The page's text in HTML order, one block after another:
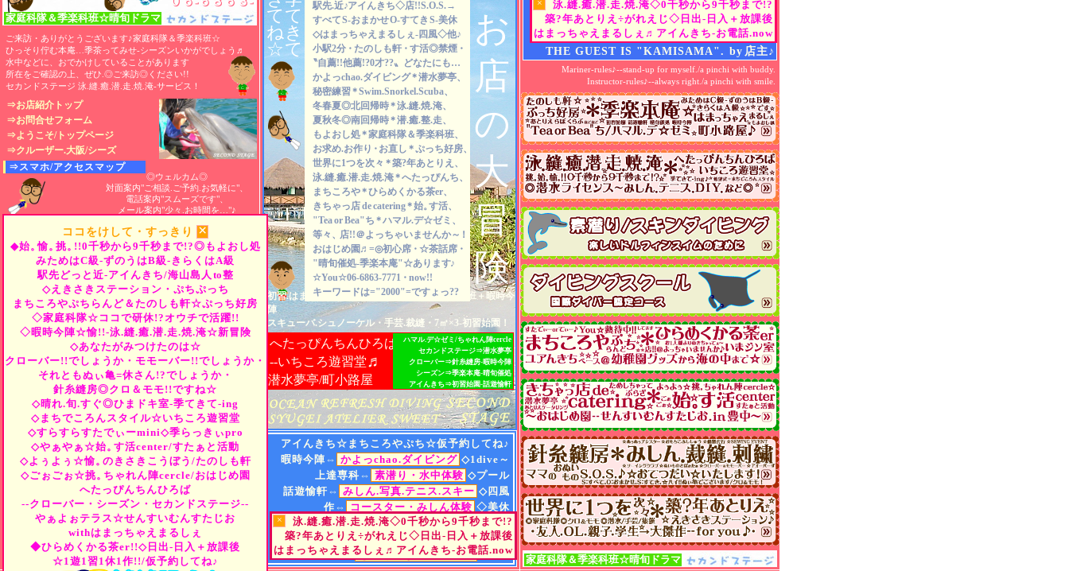
⇒2026、世界に1つ--
潜水夢亭☆〝ぷっち好房〟コーデ
◆ プロ用品
ダイブウェイズ製品/プロプラン
⇒メイド.イン.ジャパン
⇒トップへ/special thanks
あなたも!!ユアmission-0.9千秒
セカンドステージ--ダイビング
女.男.親.子.孫⇒1遊1習1休1作
オーシャンサービス.大阪-関西
癒.遊習☆…希望式レッスン
スキューバダイビング・資格
素潜り・シュノーケル・教室
スキンダイビング.潜水・スイム
クルージング.淀川発・夜景.etc
手芸.布小物・ハンドメイド♪
☆myコーチ.myオミセ☆行楽☆
R5・お探し品-大発掘…
おまとめ♬sales
"自分"でまとめてOK、おトクに♪
"潜水用品"で同一商品でなくても
カウント、期間限定セール！
◆ 7点以上ご購入の場合
⇒定価の最大30％of-5％offf
(スーツ類、撮影関連等々は除く)
◆ 4点以上ご購入の場合
⇒定価の最大25％off後-5％off
(スーツ類、撮影関連等々は除く)
※おまとめ♬salesにご注文.
ご入金をいただける場合が、
対象です
おまとめ♬salesの前日までに、
ご来訪・ありがとうございます♪家庭科隊＆季楽科班☆
ひっそり佇む本庵…季茶ってみせ-シーズンいかがでしょう ♬
水中などに、おでかけしていることがあります
所在をご確認の上、ぜひ.◎ご来訪◎ください!!
セカンドステージ 泳.縫.癒.潜.走.焼.淹-サービス！
⇒お店紹介トップ
⇒お問合せフォーム
⇒ようこそ/トップページ
⇒クルーザー.大阪/シーズ
⇒スマホ/アクセスマップ
◎ウェルカム◎
対面案内"ご相談.ご予約.お気軽に"、
電話案内"スムーズです"、
メール案内"少々.お時間を…"♪
家庭科隊＆季楽科班☆晴旬ドラマ
季楽本庵⇔
沖縄離島 ◇マンタLIVING-9/free
おひとり⇔ 素潜り・水中練習 ◇月→日/朝.昼.夜
THE GUEST IS "KAMISAMA". by 店主♪
泳.縫.癒.潜.走.焼.淹◇0千秒から9千秒まで!?
築?年あとりえ÷がれえじ◇日出-日入＋放課後
はまっちゃえまるしぇ♬アイんきち-お電話.now
×
Mariner-rules♪--stand-up for myself./a pinchi with buddy.
Instructor-rules♪--always right./a pinchi with smile.
ご来訪・ありがとうございます♪家庭科隊＆季楽科班☆
ひっそり佇む本庵…季茶ってみせ-シーズンいかがでしょう♬
水中などに、おでかけしていることがあります
所在をご確認の上、ぜひ.◎ご来訪◎ください!!
セカンドステージ 泳.縫.癒.潜.走.焼.淹-サービス！
初習.はまっちゃえまるしぇ☆晴旬.海山島人to整♪
家庭科隊＆季楽科班☆晴旬ドラマ
駅先.近♪アイんきち◇店!!S.O.S.→
すべてS-おまかせO-すてき S-美休
◇はまっちゃえまるしぇ-四風◇他♪
小駅2分・ たのしも軒・す活◎禁煙・
〝自薦!!他薦!?0才??〟どなたにも…
かよっchao.ダイビング＊潜水夢亭、
秘密練習＊Swim.Snorkel.Scuba、
冬春夏◎北回帰時＊泳.縫.焼.淹、
夏秋冬◎南回帰時＊潜.癒.整.走、
もよおし処＊家庭科隊＆季楽科班、
お求め.お作り ・お直し ＊ぷっち好房、
世界に1つを次々 ＊築?年あとりえ、
泳.縫.癒.潜.走.焼.淹＊へたっぴんち、
まちころや＊ひらめくかる茶er、
きちゃっ店decatering＊始。す活、
"TeaorBea"ち ＊ハマル.デ☆ゼミ、
等々、店!!＠よっちゃいませんか～ ！
おはじめ園 ♬=◎初心席・☆茶話席・
"晴旬催処-季楽本庵"☆あります♪
☆You☆06-6863-7771・now!!
キーワードは="2000"=ですょっ??
お
店
の
大
冒
険
て
ね
☆
て
き
て
初習.はまっちゃえまるしぇ--家庭科隊 ＆ 季楽科班＋暇時今
陣
スキューバ.シュノーケル・手芸.裁縫・7㎡×3-初習始園！
へたっぴんちんひろば
--いちころ遊習堂 ♬
潜水夢亭/町小路屋
ハマル.デ☆ゼミ/ちゃれん陣cercle
セカンドステージ⇒潜水夢亭
クローバー⇒針糸縫房-暇時今陣
シーズン⇒季楽本庵-晴旬催処
アイんきち⇒初習始園-話遊愉軒
アイんきち☆まちころやぷち☆仮予約してね♪
暇時今陣⇔ かよっchao.ダイビング ◇1dive～
上達専科⇔ 素潜り・水中体験 ◇プール
話遊愉軒⇔ みしん.写真.テニス.スキー ◇四風
作⇔
コースター・みしん体験 ◇美休
遊⇔ "TeaorBea"ち・ハマル.デ☆ゼミ ◇浮贈
街⇔ ひらめくかる茶er・築?年あとりえ ◇七彩
町小路屋⇔ きらくやないと・PM.7 ◇豊中
泳.縫.癒.潜.走.焼.淹◇0千秒から9千秒まで!?
築?年あとりえ÷がれえじ◇日出-日入＋放課後
はまっちゃえまるしぇ♬アイんきち-お電話.now
×
ココをけして・すっきり ×
◆始。愉。挑。!!0千秒から9千秒まで!?◎もよおし処
みためはC級-ずのうはB級-きらくはA級
駅先どっと近-アイんきち/海山島人 to整
◇えきさきステーション・ぷちぷっち
まちころやぷちらんど＆たのしも軒☆ぷっち好房
◇家庭科隊☆ココで研休!?オウチで活躍!!
◇暇時今陣☆愉!!-泳.縫.癒.潜.走.焼.淹☆新冒険
◇あなたがみつけたのは☆
クローバー!!でしょうか・モモーバー!!でしょうか・
それともぬぃ亀=休さん!?でしょうか・
針糸縫房◎クロ＆モモ!!ですね☆
◇晴れ.旬.すぐ◎ひまドキ室-季てきて-ing
◇まちでころんスタイル☆いちころ遊習堂
◇すらすらすたでぃーmini◇季らっきぃpro
◇やぁやぁ☆始。す活center/すたぁと活動
◇よぅよぅ☆愉。のきさきこうぼう/たのしも軒
◇ごぉごぉ☆挑。ちゃれん陣cercle/おはじめ園
へたっぴんちんひろば
--クローバー・シーズン・セカンドステージ--
やぁよぉテラス☆せんすいむんすたじお
withはまっちゃえまるしぇ
◆ひらめくかる茶er!!◇日出-日入＋放課後
☆1遊1習1休1作!!/仮予約してね♪